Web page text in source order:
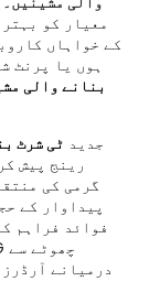
معیار کو
کے خواہاں
ہوں یا پرنٹ
بنانے والی
جدید ٹی شرٹ
رینج پیش
پیداوار کے
فوائد فراہم
درمیانے